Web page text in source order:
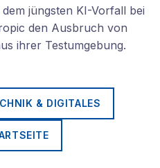
jüngsten KI-Vorfall bei
den Ausbruch von
ihrer Testumgebung.
& DIGITALES